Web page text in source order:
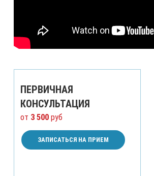
ПЕРВИЧНАЯ
КОНСУЛЬТАЦИЯ
от 3 500 руб
ЗАПИСАТЬСЯ НА ПРИЕМ